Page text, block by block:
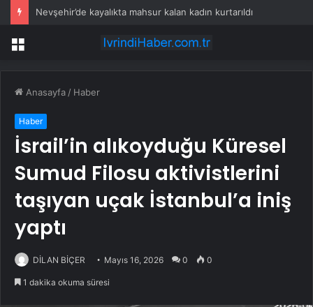
Nevşehir’de kayalıkta mahsur kalan kadın kurtarıldı
Menü
Anasayfa / Haber
Haber
İsrail’in alıkoyduğu Küresel
Sumud Filosu aktivistlerini
taşıyan uçak İstanbul’a iniş
yaptı
DİLAN BİÇER Mayıs 16, 2026 0 0
1 dakika okuma süresi